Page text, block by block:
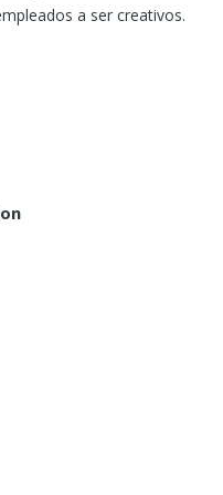
a ser creativos.